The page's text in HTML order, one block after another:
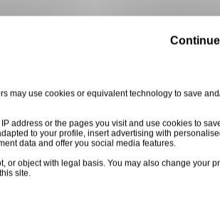
sélectionnés pour vous
Disponible
may use cookies or equivalent technology to save
address or the pages you visit and use cookies to
to your profile, insert advertising with
data and offer you social media features.
or object with legal basis. You may also change your
site.